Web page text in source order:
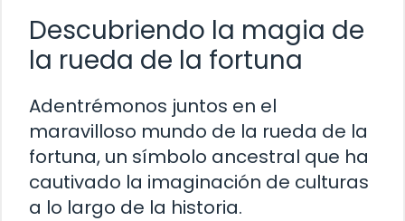
Descubriendo la magia de
la rueda de la fortuna
Adentrémonos juntos en el
maravilloso mundo de la rueda de la
fortuna, un símbolo ancestral que ha
cautivado la imaginación de culturas
a lo largo de la historia.